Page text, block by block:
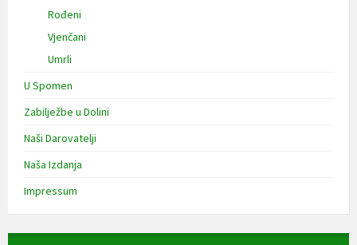
Rođeni
Vjenčani
Umrli
U Spomen
Zabilježbe u Dolini
Naši Darovatelji
Naša Izdanja
Impressum